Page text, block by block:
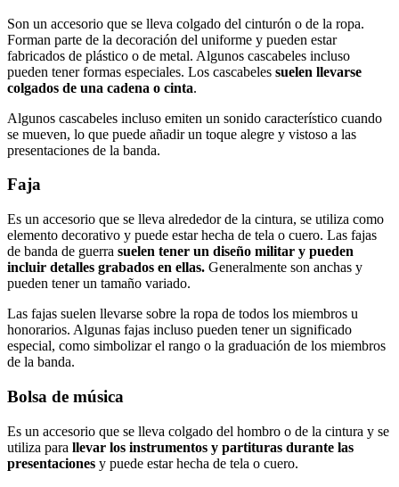
Son un accesorio que se lleva colgado del cinturón o de la ropa.
Forman parte de la decoración del uniforme y pueden estar
fabricados de plástico o de metal. Algunos cascabeles incluso
pueden tener formas especiales. Los cascabeles suelen llevarse
colgados de una cadena o cinta.
Algunos cascabeles incluso emiten un sonido característico cuando
se mueven, lo que puede añadir un toque alegre y vistoso a las
presentaciones de la banda.
Faja
Es un accesorio que se lleva alrededor de la cintura, se utiliza como
elemento decorativo y puede estar hecha de tela o cuero. Las fajas
de banda de guerra suelen tener un diseño militar y pueden
incluir detalles grabados en ellas. Generalmente son anchas y
pueden tener un tamaño variado.
Las fajas suelen llevarse sobre la ropa de todos los miembros u
honorarios. Algunas fajas incluso pueden tener un significado
especial, como simbolizar el rango o la graduación de los miembros
de la banda.
Bolsa de música
Es un accesorio que se lleva colgado del hombro o de la cintura y se
utiliza para llevar los instrumentos y partituras durante las
presentaciones y puede estar hecha de tela o cuero.